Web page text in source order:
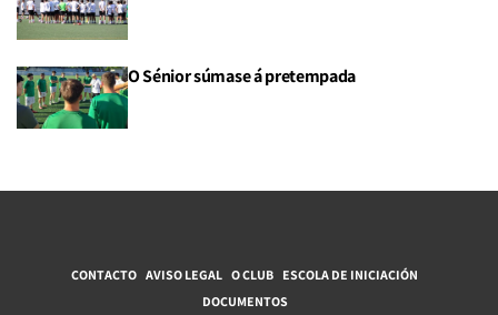
O Sénior súmase á pretempada
CONTACTO AVISO LEGAL O CLUB ESCOLA DE INICIACIÓN
DOCUMENTOS